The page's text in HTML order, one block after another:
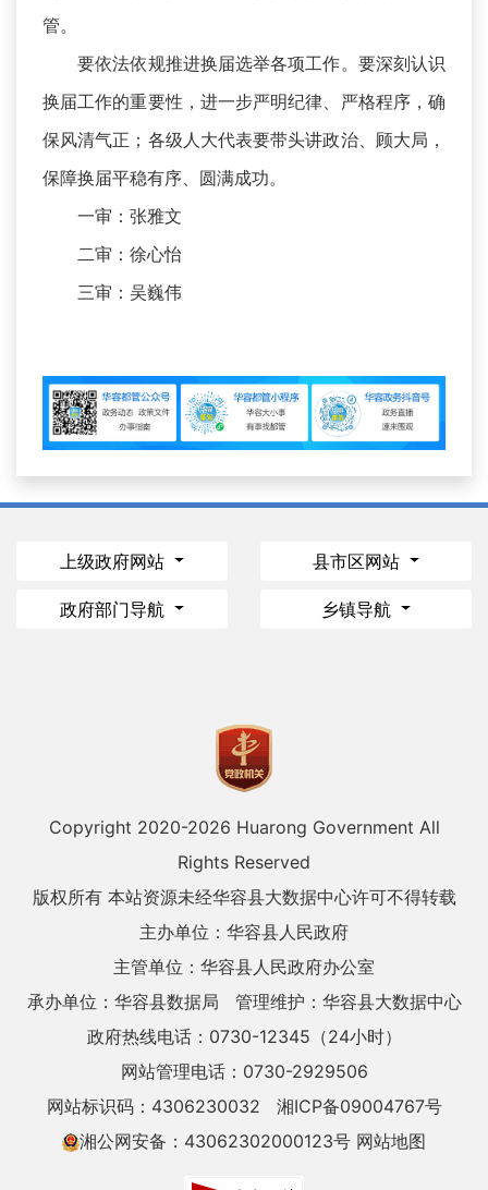
管。
要依法依规推进换届选举各项工作。要深刻认识
换届工作的重要性，进一步严明纪律、严格程序，确
保风清气正；各级人大代表要带头讲政治、顾大局，
保障换届平稳有序、圆满成功。
一审：张雅文
二审：徐心怡
三审：吴巍伟
上级政府网站 县市区网站
政府部门导航 乡镇导航
Copyright 2020-2026 Huarong Government All
Rights Reserved
版权所有 本站资源未经华容县大数据中心许可不得转载
主办单位：华容县人民政府
主管单位：华容县人民政府办公室
承办单位：华容县数据局
管理维护：华容县大数据中心
政府热线电话：0730-12345（24小时）
网站管理电话：0730-2929506
网站标识码：4306230032
湘ICP备09004767号
湘公网安备：43062302000123号 网站地图